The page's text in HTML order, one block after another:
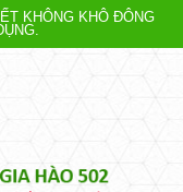
KHÔNG KHÔ ĐÔNG